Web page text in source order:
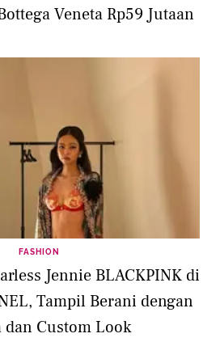
Veneta Rp59 Jutaan
FASHION
Jennie BLACKPINK di
Tampil Berani dengan
dan Custom Look